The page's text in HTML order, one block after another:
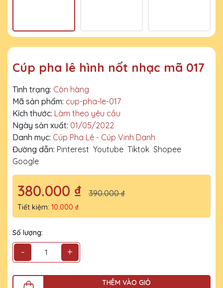
Cúp pha lê hình nốt nhạc mã 017
Tình trạng: Còn hàng
Mã sản phẩm: cup-pha-le-017
Kích thước: Làm theo yêu cầu
Ngày sản xuất: 01/05/2022
Danh mục: Cúp Pha Lê - Cúp Vinh Danh
Đường dẫn: Pinterest Youtube Tiktok Shopee
Google
380.000 ₫ 390.000 ₫
Tiết kiệm: 10.000 ₫
Số lượng:
- +
THÊM VÀO GIỎ